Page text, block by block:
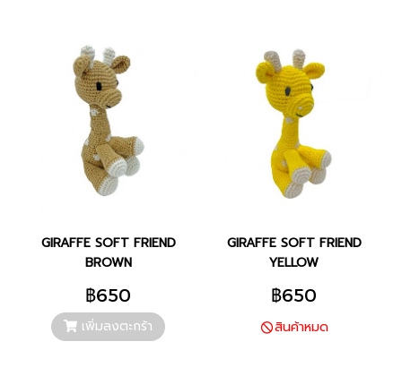
GIRAFFE SOFT FRIEND
BROWN
฿650
เพิ่มลงตะกร้า
GIRAFFE SOFT FRIEND
YELLOW
฿650
สินค้าหมด